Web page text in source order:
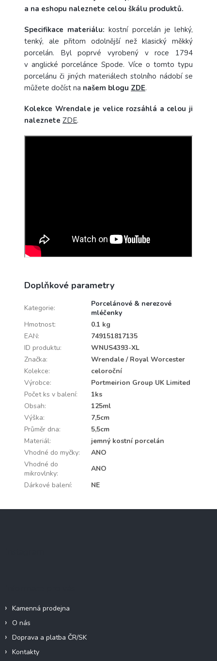
a na eshopu naleznete celou škálu produktů.
Specifikace materiálu: kostní porcelán je lehký,
tenký, ale přitom odolnější než klasický měkký
porcelán. Byl poprvé vyrobený v roce 1794
v anglické porcelánce Spode. Více o tomto typu
porcelánu či jiných materiálech stolního nádobí se
můžete dočíst na našem blogu ZDE.
Kolekce Wrendale je velice rozsáhlá a celou ji
naleznete ZDE.
Doplňkové parametry
Kategorie:
Porcelánové & nerezové
mléčenky
Hmotnost:
0.1 kg
EAN:
749151817135
ID produktu:
WNUS4393-XL
Značka:
Wrendale / Royal Worcester
Kolekce:
celoroční
Výrobce:
Portmeirion Group UK Limited
Počet ks v balení:
1ks
Obsah:
125ml
Výška:
7,5cm
Průměr dna:
5,5cm
Materiál:
jemný kostní porcelán
Vhodné do myčky:
ANO
Vhodné do
mikrovlnky:
ANO
Dárkové balení: NE
Z
Kamenná prodejna
O nás
Doprava a platba ČR/SK
Kontakty